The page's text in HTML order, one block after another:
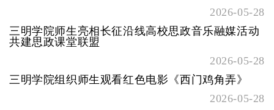
2026-05-28
三明学院师生亮相长征沿线高校思政音乐融媒活动
共建思政课堂联盟
2026-05-28
三明学院组织师生观看红色电影《西门鸡角弄》
2026-05-28